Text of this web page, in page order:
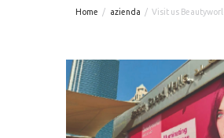
Home azienda Visit us